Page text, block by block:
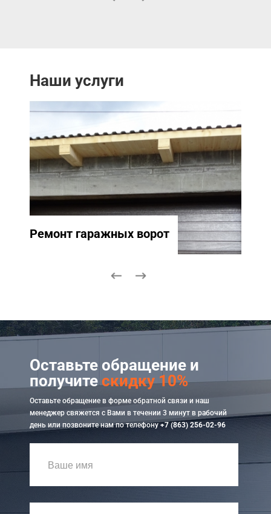
Наши услуги
Ремонт гаражных ворот
Оставьте обращение и
получитескидку 10%
Оставьте обращение в форме обратной связи и наш
менеджер свяжется с Вами в течении 3 минут в рабочий
день или позвоните нам по телефону+7 (863) 256-02-96